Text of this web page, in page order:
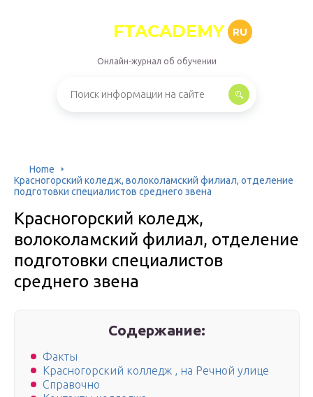
FTACADEMY RU
Онлайн-журнал об обучении
Home
Красногорский коледж, волоколамский филиал, отделение
подготовки специалистов среднего звена
Красногорский коледж,
волоколамский филиал, отделение
подготовки специалистов
среднего звена
Содержание:
Факты
Красногорский колледж , на Речной улице
Справочно